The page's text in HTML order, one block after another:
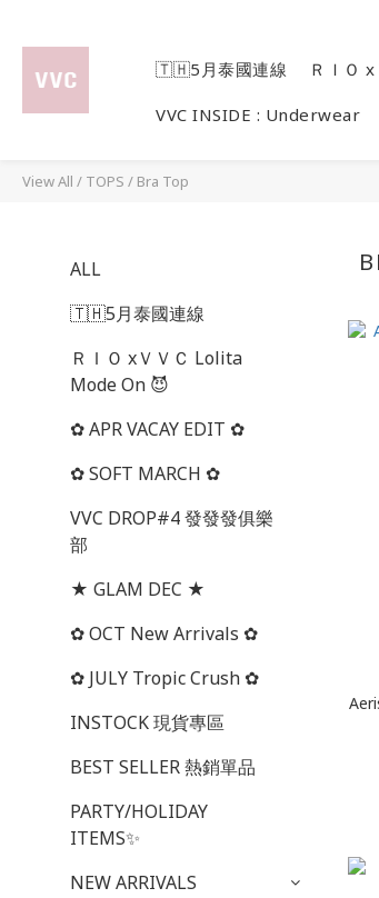
🇹🇭5月泰國連線 ＲＩＯ
VVC INSIDE : Underwear
View All / TOPS / Bra Top
ALL
🇹🇭5月泰國連線
ＲＩＯ xＶＶＣ Lolita
Mode On 😈
✿ APR VACAY EDIT ✿
✿ SOFT MARCH ✿
VVC DROP#4 發發發俱樂
部
★ GLAM DEC ★
✿ OCT New Arrivals ✿
✿ JULY Tropic Crush ✿
INSTOCK 現貨專區
BEST SELLER 熱銷單品
PARTY/HOLIDAY
ITEMS✨
NEW ARRIVALS